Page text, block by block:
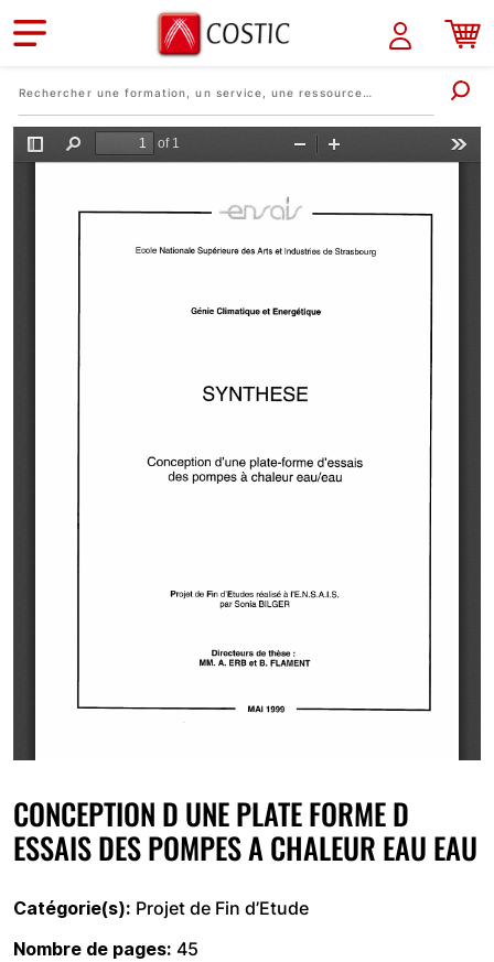
Aller au contenu principal
CONCEPTION D UNE PLATE FORME D
ESSAIS DES POMPES A CHALEUR EAU EAU
Catégorie(s) Projet de Fin d’Etude
Nombre de pages 45